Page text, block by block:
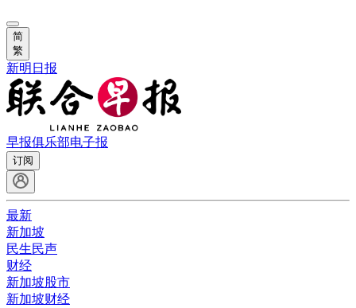
简
繁
新明日报
早报俱乐部电子报
订阅
最新
新加坡
民生民声
财经
新加坡股市
新加坡财经